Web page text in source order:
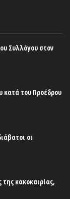
Συλλόγου στον
κατά του Προέδρου
οι
κακοκαιρίας,